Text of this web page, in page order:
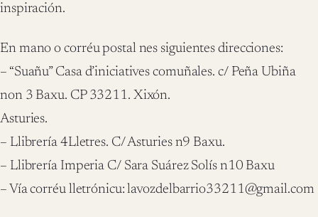
inspiración.
En mano o corréu postal nes siguientes direcciones:
– “Suañu” Casa d’iniciatives comuñales. c/ Peña Ubiña
non 3 Baxu. CP 33211. Xixón.
Asturies.
– Llibrería 4Lletres. C/ Asturies n9 Baxu.
– Llibrería Imperia C/ Sara Suárez Solís n10 Baxu
– Vía corréu lletrónicu: lavozdelbarrio33211@gmail.com